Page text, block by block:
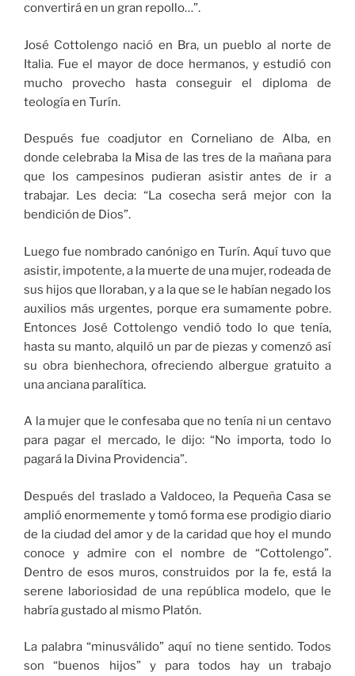
convertirá en un gran repollo…”.
José Cottolengo nació en Bra, un pueblo al norte de
Italia. Fue el mayor de doce hermanos, y estudió con
mucho provecho hasta conseguir el diploma de
teología en Turín.
Después fue coadjutor en Corneliano de Alba, en
donde celebraba la Misa de las tres de la mañana para
que los campesinos pudieran asistir antes de ir a
trabajar. Les decia: “La cosecha será mejor con la
bendición de Dios”.
Luego fue nombrado canónigo en Turín. Aquí tuvo que
asistir, impotente, a la muerte de una mujer, rodeada de
sus hijos que lloraban, y a la que se le habían negado los
auxilios más urgentes, porque era sumamente pobre.
Entonces José Cottolengo vendió todo lo que tenía,
hasta su manto, alquiló un par de piezas y comenzó así
su obra bienhechora, ofreciendo albergue gratuito a
una anciana paralítica.
A la mujer que le confesaba que no tenía ni un centavo
para pagar el mercado, le dijo: “No importa, todo lo
pagará la Divina Providencia”.
Después del traslado a Valdoceo, la Pequeña Casa se
amplió enormemente y tomó forma ese prodigio diario
de la ciudad del amor y de la caridad que hoy el mundo
conoce y admire con el nombre de “Cottolengo”.
Dentro de esos muros, construidos por la fe, está la
serene laboriosidad de una república modelo, que le
habría gustado al mismo Platón.
La palabra “minusválido” aquí no tiene sentido. Todos
son “buenos hijos” y para todos hay un trabajo